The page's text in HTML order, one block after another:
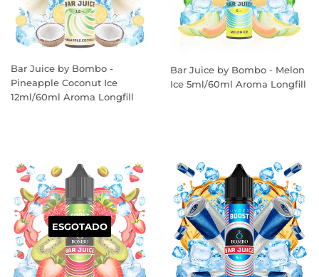
Bar Juice by Bombo -
Pineapple Coconut Ice
12ml/60ml Aroma Longfill
Bar Juice by Bombo - Melon
Ice 5ml/60ml Aroma Longfill
ESGOTADO